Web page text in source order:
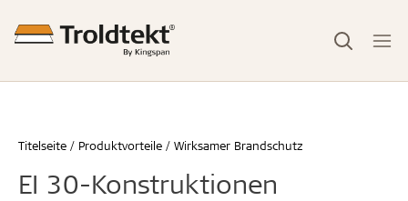
Titelseite Produktvorteile Wirksamer Brandschutz
EI 30-Konstruktionen